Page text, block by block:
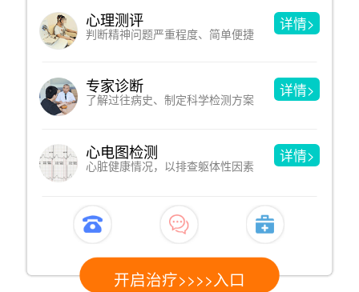
心理测评
判断精神问题严重程度、简单便捷
详情>
专家诊断
了解过往病史、制定科学检测方案
详情>
心电图检测
心脏健康情况，以排查躯体性因素
详情>
开启治疗>>>>入口